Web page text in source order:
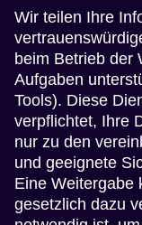
Wir teilen Ihre
beim Betrieb der
Aufgaben
Tools). Diese
verpflichtet, Ihre
nur zu den
und geeignete
Eine Weitergabe
gesetzlich dazu